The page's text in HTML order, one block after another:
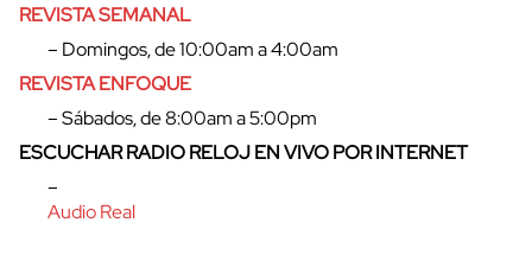
REVISTA SEMANAL
– Domingos, de 10:00am a 4:00am
REVISTA ENFOQUE
– Sábados, de 8:00am a 5:00pm
ESCUCHAR RADIO RELOJ EN VIVO POR INTERNET
–
Audio Real